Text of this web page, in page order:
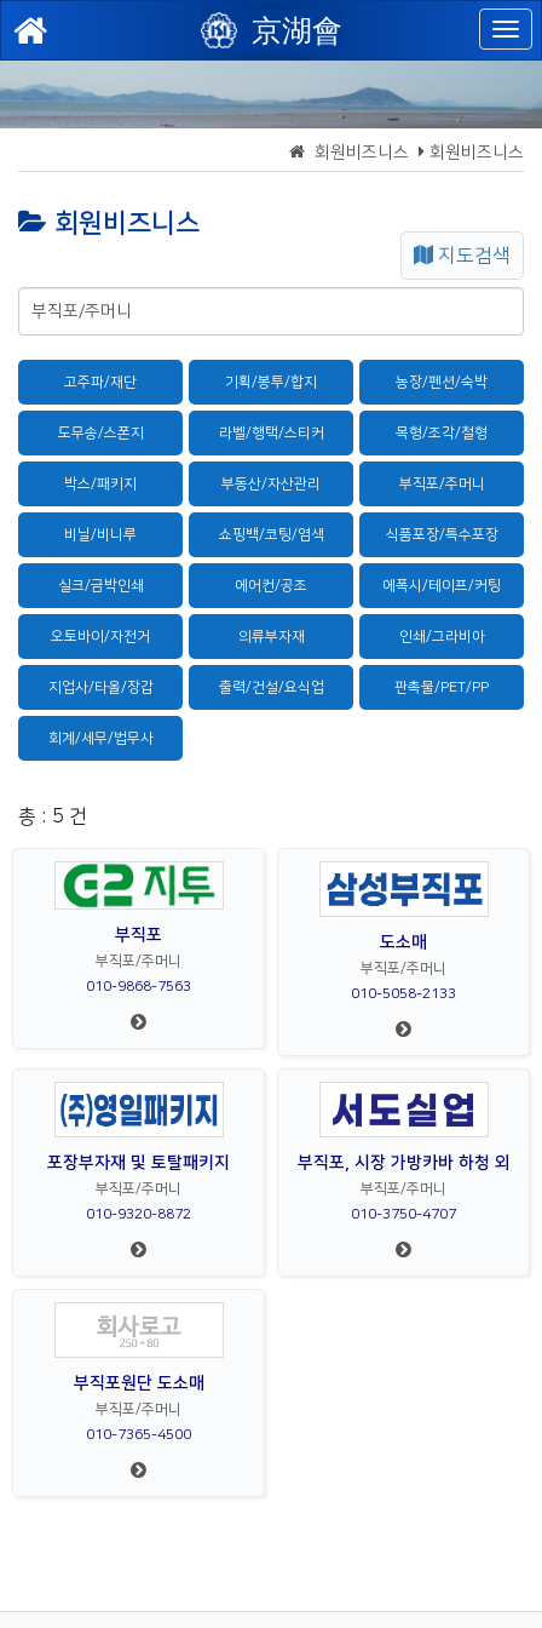
京湖會
회원비즈니스 회원비즈니스
회원비즈니스
지도검색
고주파/재단 기획/봉투/합지 농장/펜션/숙박
도무송/스폰지 라벨/행택/스티커 목형/조각/철형
박스/패키지 부동산/자산관리 부직포/주머니
비닐/비니루 쇼핑백/코팅/염색 식품포장/특수포장
실크/금박인쇄 에어컨/공조 에폭시/테이프/커팅
오토바이/자전거 의류부자재 인쇄/그라비아
지업사/타올/장갑 출력/건설/요식업 판촉물/PET/PP
회계/세무/법무사
총 : 5 건
부직포
부직포/주머니
010-9868-7563
도소매
부직포/주머니
010-5058-2133
포장부자재 및 토탈패키지
부직포/주머니
010-9320-8872
부직포, 시장 가방카바 하청 외
부직포/주머니
010-3750-4707
부직포원단 도소매
부직포/주머니
010-7365-4500